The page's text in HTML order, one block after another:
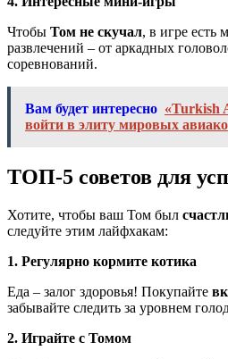
Чтобы Том не скучал, в игре есть
развлечений – от аркадных
соревнований.
Вам будет интересно «Turkish
войти в элиту мировых
ТОП-5 советов для
Хотите, чтобы ваш Том был
следуйте этим лайфхакам:
1. Регулярно кормите котика
Еда – залог здоровья! Покупайте
забывайте следить за уровнем
2. Играйте с Томом